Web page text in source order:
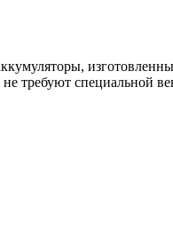
требуют специальной